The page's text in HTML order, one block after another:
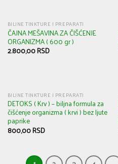
BILJNE TINKTURE I PREPARATI
ČAJNA MEŠAVINA ZA ČIŠĆENJE
ORGANIZMA ( 600 gr )
2.800,00RSD
BILJNE TINKTURE I PREPARATI
DETOKS ( Krv ) – biljna formula za
čišćenje organizma ( krvi ) bez ljute
paprike
800,00RSD